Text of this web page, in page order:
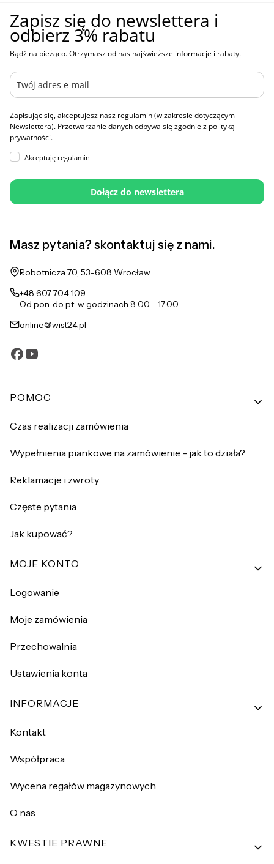
Zapisz się do newslettera i
odbierz 3% rabatu
Bądź na bieżąco. Otrzymasz od nas najświeższe informacje i rabaty.
Zapisując się, akceptujesz nasz regulamin(w zakresie dotyczącym
Newslettera). Przetwarzanie danych odbywa się zgodnie z polityką
prywatności.
Akceptuję regulamin
Dołącz do newslettera
Masz pytania? skontaktuj się z nami.
Adres:
Robotnicza 70, 53-608 Wrocław
+48 607 704 109
Od pon. do pt. w godzinach 8:00 - 17:00
online@wist24.pl
Linki w stopce
POMOC
Czas realizacji zamówienia
Wypełnienia piankowe na zamówienie - jak to działa?
Reklamacje i zwroty
Częste pytania
Jak kupować?
MOJE KONTO
Logowanie
Moje zamówienia
Przechowalnia
Ustawienia konta
INFORMACJE
Kontakt
Współpraca
Wycena regałów magazynowych
O nas
KWESTIE PRAWNE